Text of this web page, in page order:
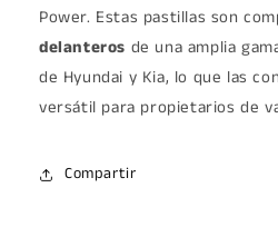
Power. Estas pastillas son
delanteros de una amplia
de Hyundai y Kia, lo que las
versátil para propietarios de
Compartir